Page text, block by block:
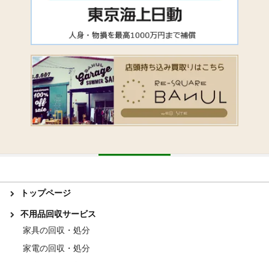
トップページ
不用品回収サービス
家具の回収・処分
家電の回収・処分